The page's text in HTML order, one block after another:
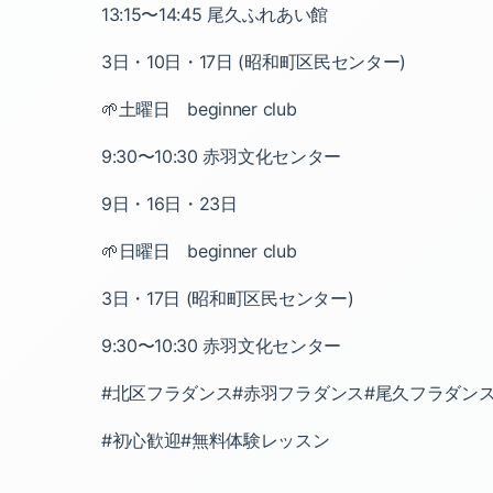
13:15〜14:45 尾久ふれあい館
3日・10日・17日 (昭和町区民センター)
🌱土曜日 beginner club
9:30〜10:30 赤羽文化センター
9日・16日・23日
🌱日曜日 beginner club
3日・17日 (昭和町区民センター)
9:30〜10:30 赤羽文化センター
#北区フラダンス#赤羽フラダンス#尾久フラダン
#初心歓迎#無料体験レッスン